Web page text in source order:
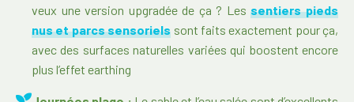
veux une version upgradée de ça ? Lessentiers pieds
nus et parcs sensoriels sont faits exactement pour ça,
avec des surfaces naturelles variées qui boostent encore
plus l’effet earthing